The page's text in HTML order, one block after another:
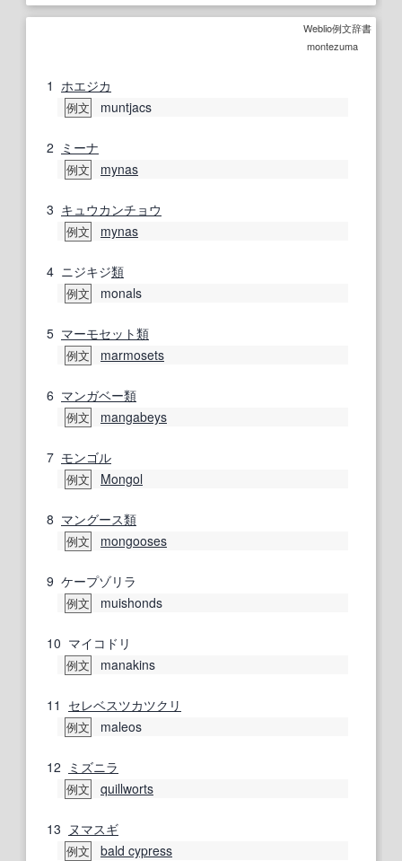
Weblio例文辞書
montezuma
1 ホエジカ
例文 muntjacs
2 ミーナ
例文 mynas
3 キュウカンチョウ
例文 mynas
4 ニジキジ類
例文 monals
5 マーモセット類
例文 marmosets
6 マンガベー類
例文 mangabeys
7 モンゴル
例文 Mongol
8 マングース類
例文 mongooses
9 ケープゾリラ
例文 muishonds
10 マイコドリ
例文 manakins
11 セレベスツカツクリ
例文 maleos
12 ミズニラ
例文 quillworts
13 ヌマスギ
例文 bald cypress